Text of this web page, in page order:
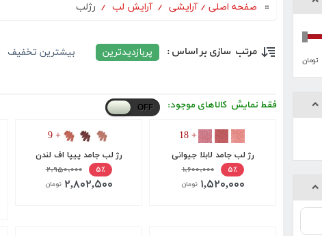
تومان
صفحه اصلی / آرایشی / آرایش لب / رژلب
مرتب سازی بر اساس : پربازدیدترین بیشترین تخفیف
فقط نمایش کالاهای موجود:
+ 18
رژ لب جامد لابلا جیوانی
۵٪
۱,۶۰۰,۰۰۰
۱,۵۲۰,۰۰۰ تومان
+ 9
رژ لب جامد پیپا اف لندن
۵٪
۲,۹۵۰,۰۰۰
۲,۸۰۲,۵۰۰ تومان